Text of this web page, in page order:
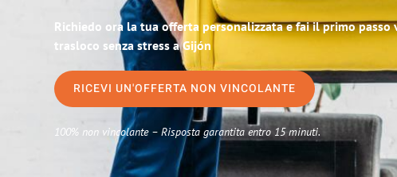
Richiedo ora la tua offerta personalizzata e fai il primo passo
trasloco senza stress a Gijón
RICEVI UN'OFFERTA NON VINCOLANTE
100% non vincolante – Risposta garantita entro 15 minuti.